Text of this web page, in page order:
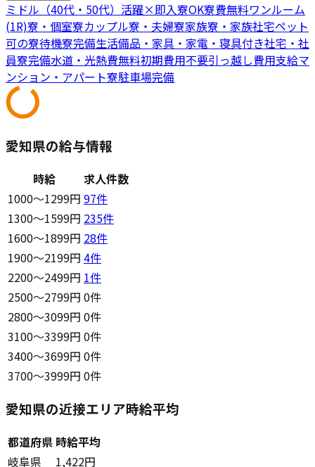
ミドル（40代・50代）活躍×即入寮OK寮費無料ワンルーム
(1R)寮・個室寮カップル寮・夫婦寮家族寮・家族社宅ペット
可の寮待機寮完備生活備品・家具・家電・寝具付き社宅・社
員寮完備水道・光熱費無料初期費用不要引っ越し費用支給マ
ンション・アパート寮駐車場完備
愛知県の給与情報
時給
求人件数
1000〜1299円 97件
1300〜1599円 235件
1600〜1899円 28件
1900〜2199円 4件
2200〜2499円 1件
2500〜2799円 0件
2800〜3099円 0件
3100〜3399円 0件
3400〜3699円 0件
3700〜3999円 0件
愛知県の近接エリア時給平均
都道府県 時給平均
岐阜県
1,422円